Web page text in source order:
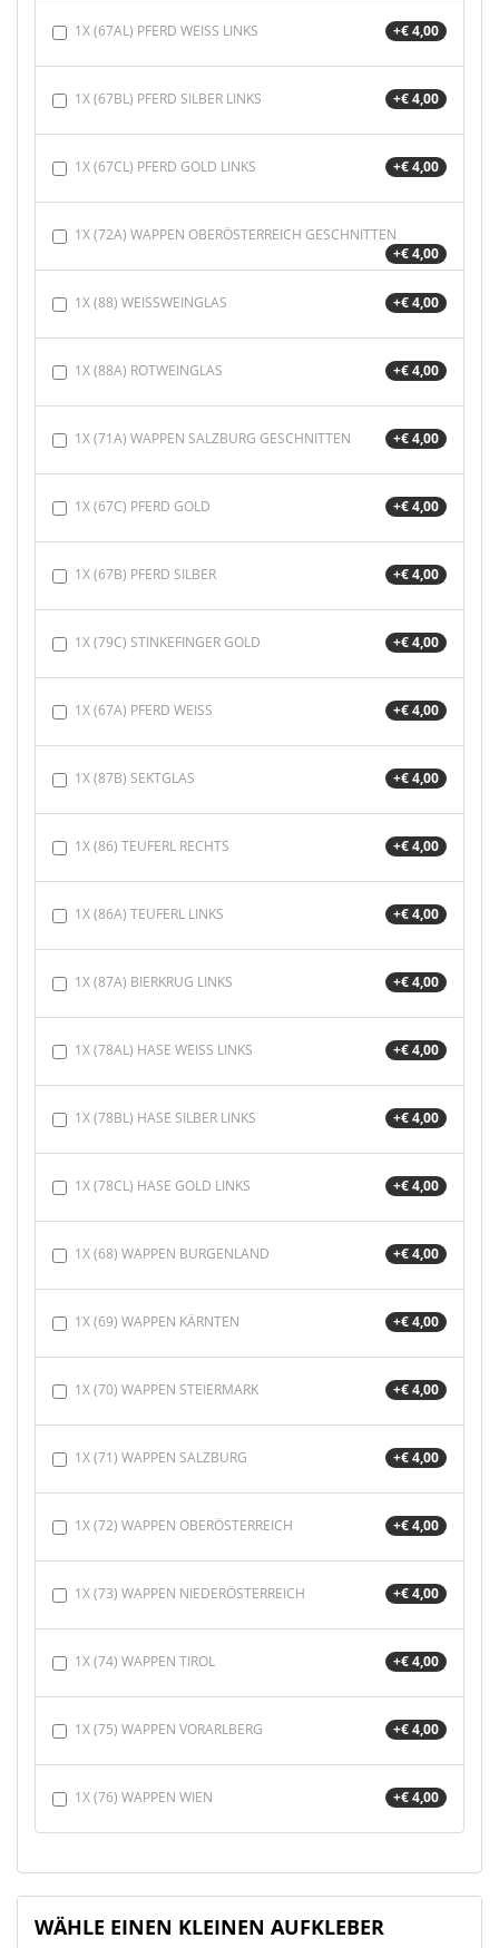
1X (67AL) PFERD WEISS LINKS +€ 4,00
1X (67BL) PFERD SILBER LINKS +€ 4,00
1X (67CL) PFERD GOLD LINKS +€ 4,00
1X (72A) WAPPEN OBERÖSTERREICH GESCHNITTEN
+€ 4,00
1X (88) WEISSWEINGLAS +€ 4,00
1X (88A) ROTWEINGLAS +€ 4,00
1X (71A) WAPPEN SALZBURG GESCHNITTEN +€ 4,00
1X (67C) PFERD GOLD +€ 4,00
1X (67B) PFERD SILBER +€ 4,00
1X (79C) STINKEFINGER GOLD +€ 4,00
1X (67A) PFERD WEISS +€ 4,00
1X (87B) SEKTGLAS +€ 4,00
1X (86) TEUFERL RECHTS +€ 4,00
1X (86A) TEUFERL LINKS +€ 4,00
1X (87A) BIERKRUG LINKS +€ 4,00
1X (78AL) HASE WEISS LINKS +€ 4,00
1X (78BL) HASE SILBER LINKS +€ 4,00
1X (78CL) HASE GOLD LINKS +€ 4,00
1X (68) WAPPEN BURGENLAND +€ 4,00
1X (69) WAPPEN KÄRNTEN +€ 4,00
1X (70) WAPPEN STEIERMARK +€ 4,00
1X (71) WAPPEN SALZBURG +€ 4,00
1X (72) WAPPEN OBERÖSTERREICH +€ 4,00
1X (73) WAPPEN NIEDERÖSTERREICH +€ 4,00
1X (74) WAPPEN TIROL +€ 4,00
1X (75) WAPPEN VORARLBERG +€ 4,00
1X (76) WAPPEN WIEN +€ 4,00
WÄHLE EINEN KLEINEN AUFKLEBER